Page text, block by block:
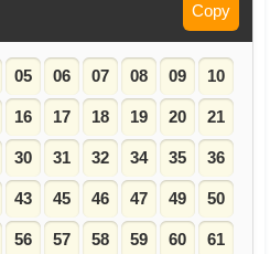
Copy
05 06 07 08 09 10
16 17 18 19 20 21
30 31 32 34 35 36
43 45 46 47 49 50
56 57 58 59 60 61